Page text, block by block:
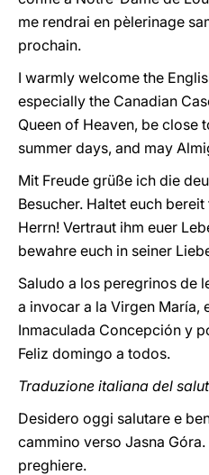
me rendrai en pèlerinage
prochain.
I warmly welcome the
especially the Canadian
Queen of Heaven, be close
summer days, and may
Mit Freude grüße ich die
Besucher. Haltet euch
Herrn! Vertraut ihm euer
bewahre euch in seiner
Saludo a los peregrinos de
a invocar a la Virgen María,
Inmaculada Concepción y
Feliz domingo a todos.
Traduzione italiana del
Desidero oggi salutare e
cammino verso Jasna
preghiere.